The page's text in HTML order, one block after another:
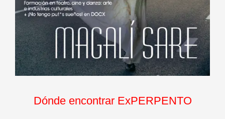
Dónde encontrar ExPERPENTO